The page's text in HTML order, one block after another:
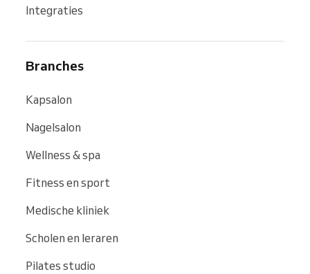
Integraties
Branches
Kapsalon
Nagelsalon
Wellness & spa
Fitness en sport
Medische kliniek
Scholen en leraren
Pilates studio